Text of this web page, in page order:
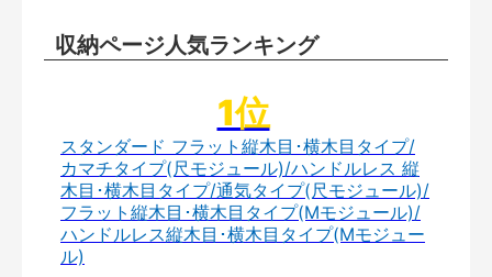
収納ページ人気ランキング
スタンダード フラット縦木目･横木目タイプ/
カマチタイプ(尺モジュール)/ハンドルレス 縦
木目･横木目タイプ/通気タイプ(尺モジュール)/
フラット縦木目･横木目タイプ(Mモジュール)/
ハンドルレス縦木目･横木目タイプ(Mモジュー
ル)